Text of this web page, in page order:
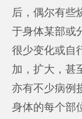
后，偶尔有些
于身体某部或
很少变化或自
加，扩大，甚
亦有不少病例
身体的每个部